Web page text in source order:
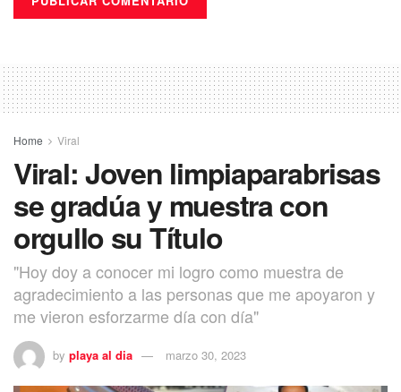
Home Viral
Viral: Joven limpiaparabrisas
se gradúa y muestra con
orgullo su Título
"Hoy doy a conocer mi logro como muestra de
agradecimiento a las personas que me apoyaron y
me vieron esforzarme día con día"
by playa al dia marzo 30, 2023